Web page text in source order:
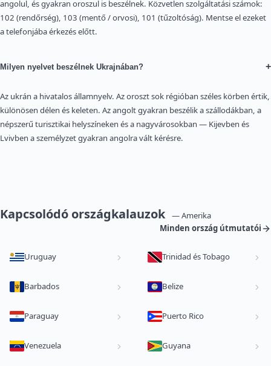
angolul, és gyakran oroszul is beszélnek. Közvetlen szolgáltatási számok:
102 (rendőrség), 103 (mentő / orvosi), 101 (tűzoltóság). Mentse el ezeket
a telefonjába érkezés előtt.
Milyen nyelvet beszélnek Ukrajnában? +
Az ukrán a hivatalos államnyelv. Az oroszt sok régióban széles körben értik,
különösen délen és keleten. Az angolt gyakran beszélik a szállodákban, a
népszerű turisztikai helyszíneken és a nagyvárosokban — Kijevben és
Lvivben a személyzet gyakran angolra vált kérésre.
Kapcsolódó országkalauzok
— Amerika
Minden ország útmutatói
Uruguay Trinidad és Tobago
Barbados Belize
Paraguay Puerto Rico
Venezuela Guyana